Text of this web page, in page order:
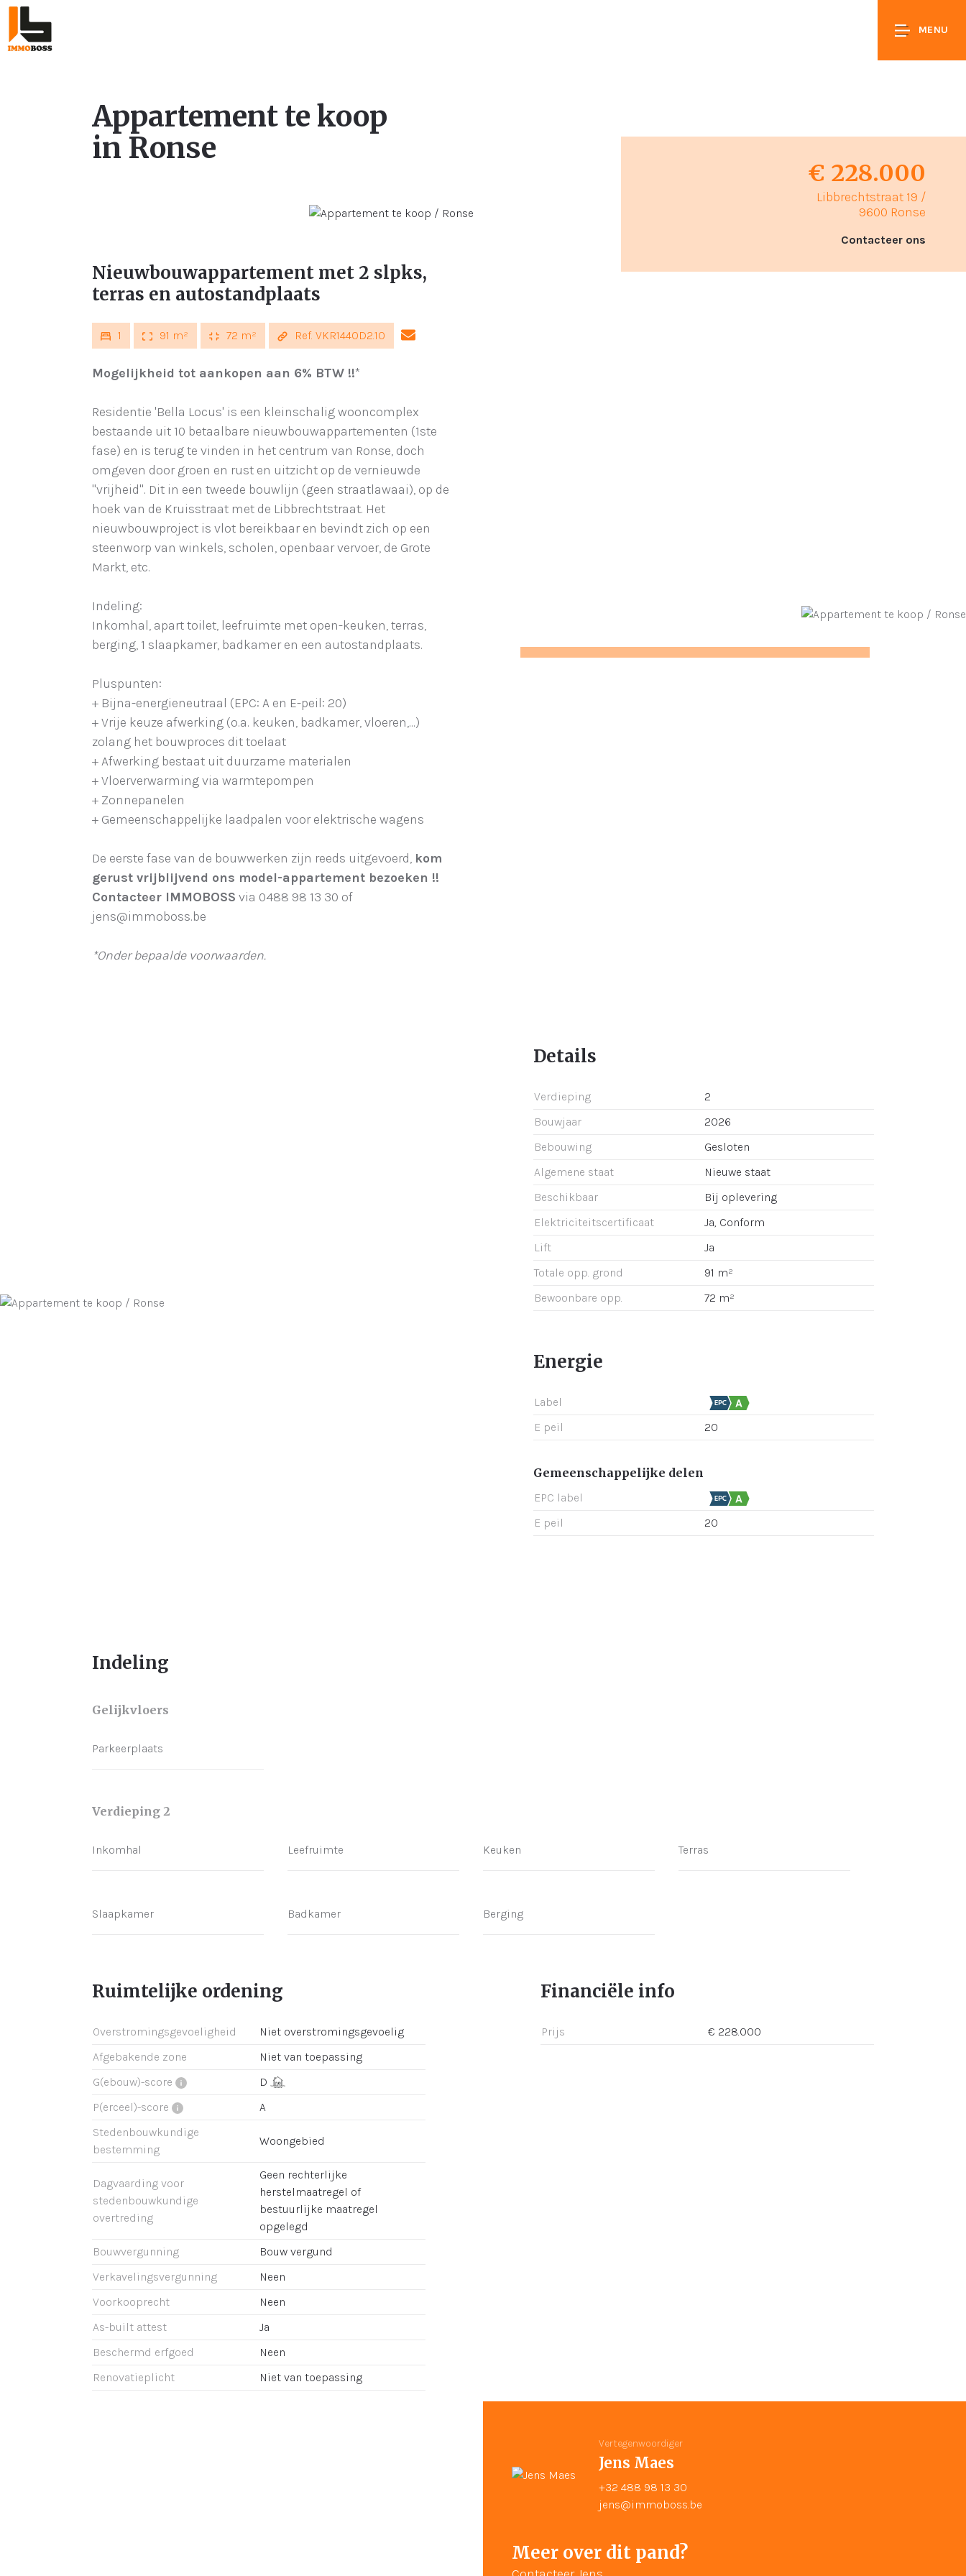
MENU
Appartement te koop
in Ronse
€ 228.000
Libbrechtstraat 19 /
9600 Ronse
Contacteer ons
Nieuwbouwappartement met 2 slpks,
terras en autostandplaats
1 91 m² 72 m² Ref. VKR1440D2.10
Mogelijkheid tot aankopen aan 6% BTW !!*
Residentie 'Bella Locus' is een kleinschalig wooncomplex
bestaande uit 10 betaalbare nieuwbouwappartementen (1ste
fase) en is terug te vinden in het centrum van Ronse, doch
omgeven door groen en rust en uitzicht op de vernieuwde
"vrijheid". Dit in een tweede bouwlijn (geen straatlawaai), op de
hoek van de Kruisstraat met de Libbrechtstraat. Het
nieuwbouwproject is vlot bereikbaar en bevindt zich op een
steenworp van winkels, scholen, openbaar vervoer, de Grote
Markt, etc.
Indeling:
Inkomhal, apart toilet, leefruimte met open-keuken, terras,
berging, 1 slaapkamer, badkamer en een autostandplaats.
Pluspunten:
+ Bijna-energieneutraal (EPC: A en E-peil: 20)
+ Vrije keuze afwerking (o.a. keuken, badkamer, vloeren,...)
zolang het bouwproces dit toelaat
+ Afwerking bestaat uit duurzame materialen
+ Vloerverwarming via warmtepompen
+ Zonnepanelen
+ Gemeenschappelijke laadpalen voor elektrische wagens
De eerste fase van de bouwwerken zijn reeds uitgevoerd, kom
gerust vrijblijvend ons model-appartement bezoeken !!
Contacteer IMMOBOSS via 0488 98 13 30 of
jens@immoboss.be
*Onder bepaalde voorwaarden.
Details
Verdieping
2
Bouwjaar
2026
Bebouwing
Gesloten
Algemene staat
Nieuwe staat
Beschikbaar
Bij oplevering
Elektriciteitscertificaat
Ja, Conform
Lift
Ja
Totale opp. grond
91 m²
Bewoonbare opp.
72 m²
Energie
Label
E peil
20
Gemeenschappelijke delen
EPC label
E peil
20
Indeling
Gelijkvloers
Parkeerplaats
Verdieping 2
Inkomhal Leefruimte Keuken Terras
Slaapkamer Badkamer Berging
Ruimtelijke ordening
Overstromingsgevoeligheid
Niet overstromingsgevoelig
Afgebakende zone
Niet van toepassing
G(ebouw)-score
D
P(erceel)-score
A
Stedenbouwkundige
bestemming
Woongebied
Dagvaarding voor
stedenbouwkundige
overtreding
Geen rechterlijke
herstelmaatregel of
bestuurlijke maatregel
opgelegd
Bouwvergunning
Bouw vergund
Verkavelingsvergunning
Neen
Voorkooprecht
Neen
As-built attest
Ja
Beschermd erfgoed
Neen
Renovatieplicht
Niet van toepassing
Financiële info
Prijs € 228.000
Vertegenwoordiger
Jens Maes
+32 488 98 13 30
jens@immoboss.be
Meer over dit pand?